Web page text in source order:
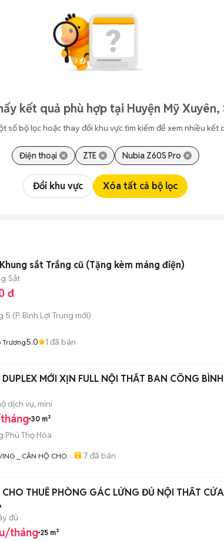
kết quả phù hợp tại Huyện Mỹ Xuyên,
số bộ lọc hoặc thay đổi khu vực tìm kiếm để xem nhiều kết
Điện thoại ZTE Nubia Z60S Pro
Đổi khu vực Xóa tất cả bộ lọc
sắt Trắng cũ (Tặng kèm máng điện)
Sắt
đ
5 (P. Bình Lợi Trung mới)
Trương5.0 1 đã bán
DUPLEX MỚI XỊN FULL NỘI THẤT BAN CÔNG
dịch vụ, mini
30 m²
Phú Thọ Hòa
_ CĂN HỘ CHO
CƯ - NHÀ Ở
7 đã bán
CHO THUÊ PHÒNG GÁC LỬNG ĐỦ NỘI THẤT
đủ
tháng 25 m²